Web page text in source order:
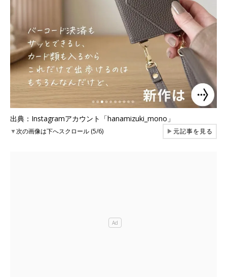
出典：Instagramアカウント「hanamizuki_mono」
▼次の画像は下へスクロール (5/6) ▶元記事を見る